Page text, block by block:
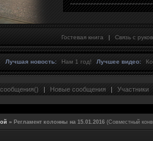
Гостевая книга | Связь с
Лучшая новость: Нам 1 год! Лучшее видео:
() | Новые сообщения | Участники
» Регламент колонны на 15.01.2016 (Совместный